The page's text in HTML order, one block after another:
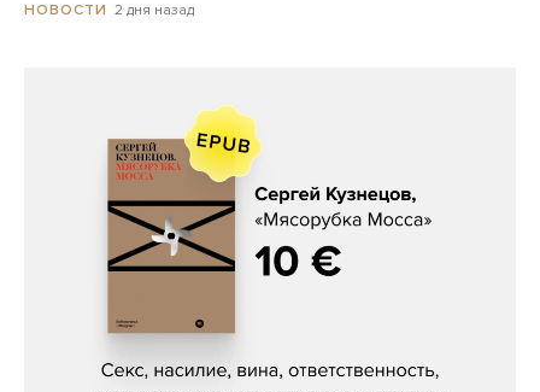
НОВОСТИ 2 дня назад
Сергей Кузнецов, «Мясорубка